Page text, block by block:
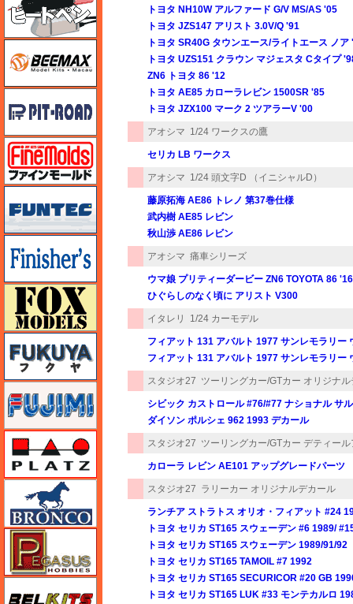
トヨタ NH10W アルファード G/V MS/AS '05
トヨタ JZS147 アリスト 3.0V/Q '91
トヨタ SR40G タウンエース/ライトエース ノア
トヨタ UZS151 クラウン マジェスタ Cタイプ
ZN6 トヨタ 86 '12
トヨタ AE85 カローラレビン 1500SR '85
トヨタ JZX100 マーク 2 ツアラーV '00
アオシマ 1/24 ワークスの鷹
セリカ LB ワークス
アオシマ 1/24 頭文字D （イニシャルD）
藤原拓海 AE86 トレノ 第37巻仕様
武内樹 AE85 レビン
秋山渉 AE86 レビン
アオシマ 痛車シリーズ
ウマ娘 プリティーダービー ZN6 TOYOTA 86
ひぐらしのなく頃に アリスト V300
イタレリ 1/24 カーモデル
フィアット 131 アバルト 1977 サンレモラリー
フィアット 131 アバルト 1977 サンレモラリー
スタジオ27 ツーリングカー/GTカー オリジナ
シビック カストロール #76/#77 ナショナル サ
ダイソン ポルシェ 962 1993 デカール
スタジオ27 ツーリングカー/GTカー デティー
カローラ レビン AE101 アップグレードパーツ
スタジオ27 ラリーカー オリジナルデカール
ランチア ストラトス オリオ・フィアット #24
トヨタ セリカ ST165 スウェーデン #6 1989/
トヨタ セリカ ST165 スウェーデン 1989/91/92
トヨタ セリカ ST165 TAMOIL #7 1992
トヨタ セリカ ST165 SECURICOR #20 GB
トヨタ セリカ ST165 LUK #33 モンテカルロ
ピットロード
ファインモールド
funtec（ファンテック）
フィニッシャーズ
フォックスモデル（FOX MODELS）
ブロンコモデル（Bronco Models）
ペガサスホビー